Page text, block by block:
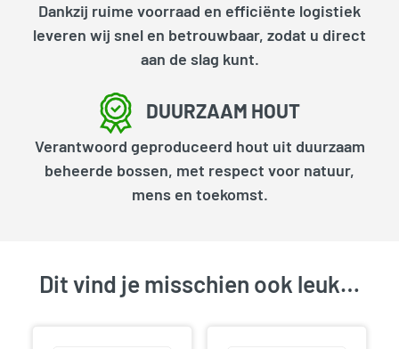
Dankzij ruime voorraad en efficiënte logistiek
leveren wij snel en betrouwbaar, zodat u direct
aan de slag kunt.
DUURZAAM HOUT
Verantwoord geproduceerd hout uit duurzaam
beheerde bossen, met respect voor natuur,
mens en toekomst.
Dit vind je misschien ook leuk…